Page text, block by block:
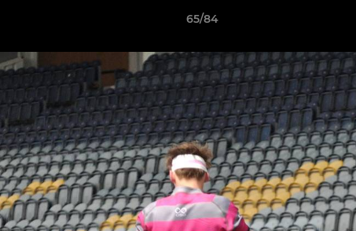
65/84